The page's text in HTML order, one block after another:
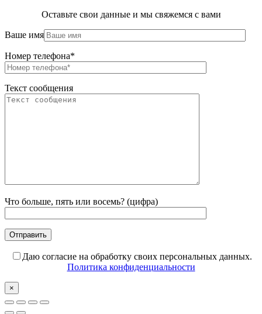
Оставьте свои данные и мы свяжемся с вами
Ваше имя
Номер телефона*
Текст сообщения
Что больше, пять или восемь? (цифра)
Даю согласие на обработку своих персональных данных.
Политика конфиденциальности
×